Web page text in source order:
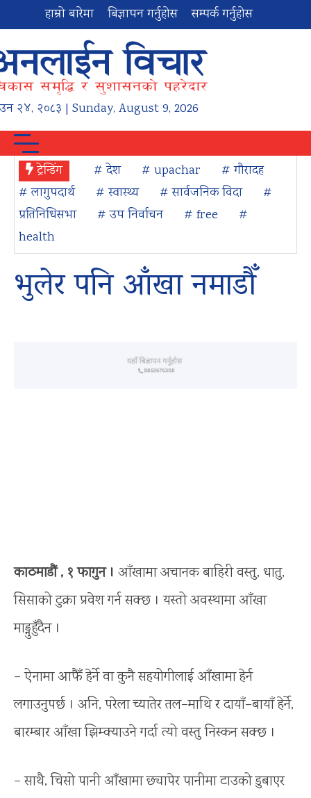
हाम्रो बारेमा बिज्ञापन गर्नुहोस सम्पर्क गर्नुहोस
२४, २०८३ | Sunday, August 9, 2026
ट्रेन्डिंग # देश # upachar
# गौरादह
# लागुपदार्थ
# स्वास्थ्य # सार्वजनिक विदा
#
प्रतिनिधिसभा
# उप निर्वाचन # free
#
health
भुलेर पनि आँखा नमाडौँ
काठमाडाैं , १ फागुन । आँखामा अचानक बाहिरी वस्तु, धातु,
सिसाको टुक्रा प्रवेश गर्न सक्छ । यस्तो अवस्थामा आँखा
माड्नुहुँदैन ।
– ऐनामा आफैँ हेर्ने वा कुनै सहयोगीलाई आँखामा हेर्न
लगाउनुपर्छ । अनि, परेला च्यातेर तल–माथि र दायाँ–बायाँ हेर्ने,
बारम्बार आँखा झिम्क्याउने गर्दा त्यो वस्तु निस्कन सक्छ ।
– साथै, चिसो पानी आँखामा छ्यापेर पानीमा टाउको डुबाएर